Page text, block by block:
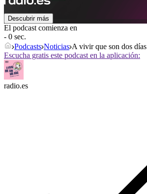
Descubrir más
El podcast comienza en
- 0 sec.
Podcasts Noticias A vivir que son dos días
Escucha gratis este podcast en la aplicación:
radio.es